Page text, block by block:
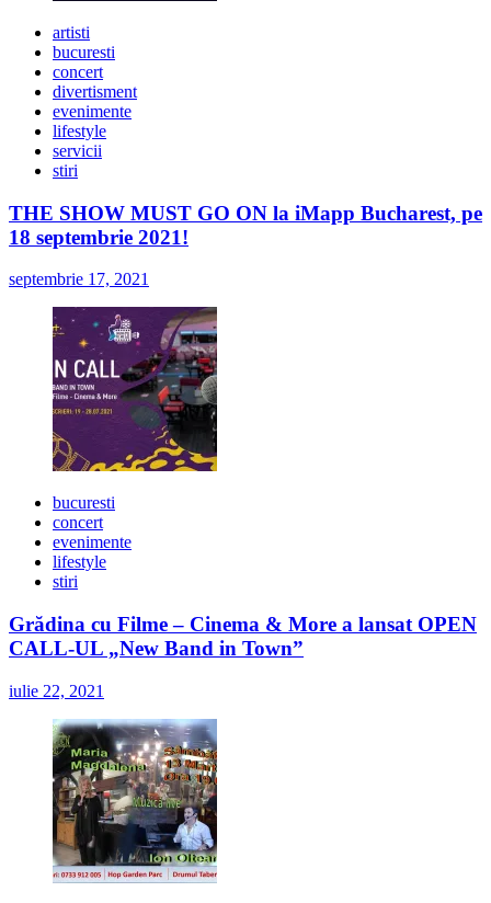
artisti
bucuresti
concert
divertisment
evenimente
lifestyle
servicii
stiri
THE SHOW MUST GO ON la iMapp Bucharest, pe
18 septembrie 2021!
septembrie 17, 2021
bucuresti
concert
evenimente
lifestyle
stiri
Grădina cu Filme – Cinema & More a lansat OPEN
CALL-UL „New Band in Town”
iulie 22, 2021